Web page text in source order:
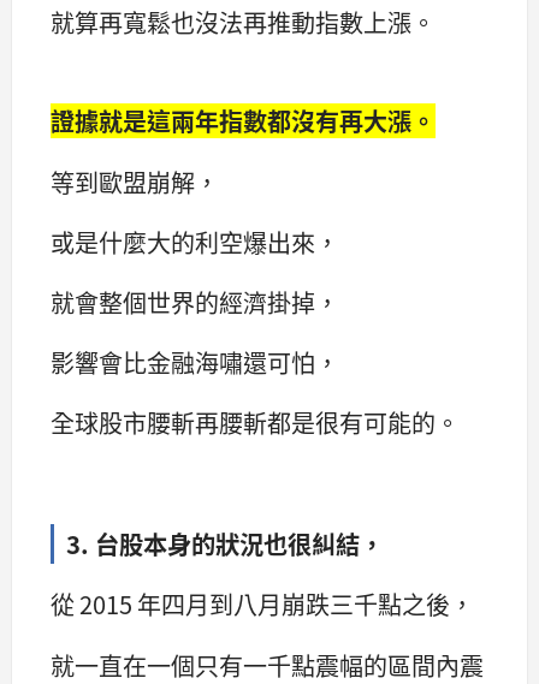
就算再寬鬆也沒法再推動指數上漲。
證據就是這兩年指數都沒有再大漲。
等到歐盟崩解，
或是什麼大的利空爆出來，
就會整個世界的經濟掛掉，
影響會比金融海嘯還可怕，
全球股市腰斬再腰斬都是很有可能的。
3. 台股本身的狀況也很糾結，
從 2015 年四月到八月崩跌三千點之後，
就一直在一個只有一千點震幅的區間內震